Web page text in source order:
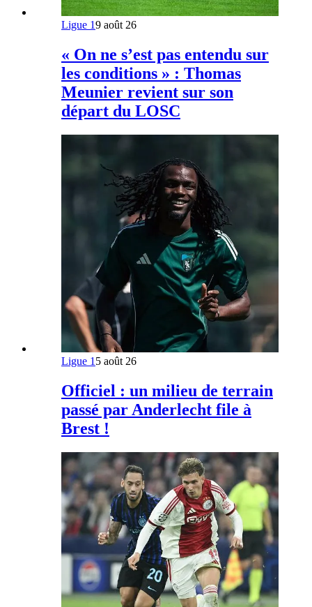
Ligue 19 août 26
« On ne s’est pas entendu sur
les conditions » : Thomas
Meunier revient sur son
départ du LOSC
Ligue 1 5 août 26
Officiel : un milieu de terrain
passé par Anderlecht file à
Brest !